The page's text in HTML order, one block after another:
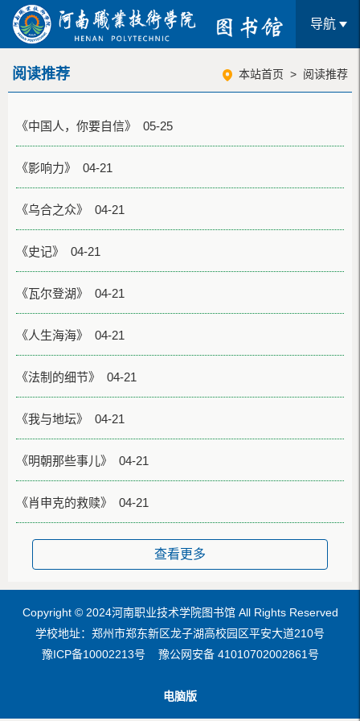
导航
阅读推荐 本站首页 > 阅读推荐
《中国人，你要自信》 05-25
《影响力》 04-21
《乌合之众》 04-21
《史记》 04-21
《瓦尔登湖》 04-21
《人生海海》 04-21
《法制的细节》 04-21
《我与地坛》 04-21
《明朝那些事儿》 04-21
《肖申克的救赎》 04-21
查看更多
Copyright © 2024河南职业技术学院图书馆 All Rights Reserved
学校地址：郑州市郑东新区龙子湖高校园区平安大道210号
豫ICP备10002213号 豫公网安备 41010702002861号
电脑版